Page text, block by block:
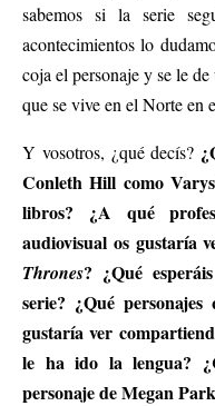
sabemos si la serie
acontecimientos lo
coja el personaje y se le
que se vive en el Norte en
Y vosotros, ¿qué decís?
Conleth Hill como
libros? ¿A qué
audiovisual os gustaría
Thrones? ¿Qué
serie? ¿Qué
gustaría ver
le ha ido la lengua?
personaje de Megan